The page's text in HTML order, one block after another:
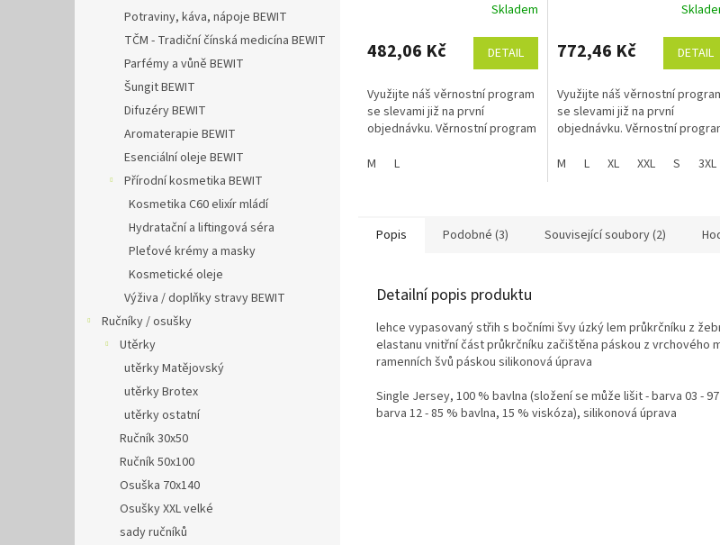
Potraviny, káva, nápoje BEWIT
TČM - Tradiční čínská medicína BEWIT
Parfémy a vůně BEWIT
Šungit BEWIT
Difuzéry BEWIT
Aromaterapie BEWIT
Esenciální oleje BEWIT
Přírodní kosmetika BEWIT
Kosmetika C60 elixír mládí
Hydratační a liftingová séra
Pleťové krémy a masky
Kosmetické oleje
Výživa / doplňky stravy BEWIT
Ručníky / osušky
Utěrky
utěrky Matějovský
utěrky Brotex
utěrky ostatní
Ručník 30x50
Ručník 50x100
Osuška 70x140
Osušky XXL velké
sady ručníků
Skladem
482,06 Kč DETAIL
Využijte náš věrnostní program
se slevami již na první
objednávku. Věrnostní program
M
L
772,46 Kč DETAIL
Využijte náš věrnostní
se slevami již na první
objednávku. Věrnostní
M
L XL XXL S 3XL
Popis Podobné (3) Související soubory (2)
Detailní popis produktu
lehce vypasovaný střih s bočními švy úzký lem průkrčníku z
elastanu vnitřní část průkrčníku začištěna páskou z vrchového
ramenních švů páskou silikonová úprava
Single Jersey, 100 % bavlna (složení se může lišit - barva 03 -
barva 12 - 85 % bavlna, 15 % viskóza), silikonová úprava